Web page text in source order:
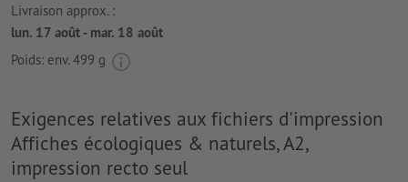
Livraison approx. :
lun. 17 août - mar. 18 août
Poids: env. 499 g
Exigences relatives aux fichiers d'impression
Affiches écologiques & naturels, A2,
impression recto seul